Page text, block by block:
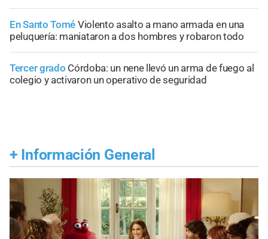
En Santo Tomé Violento asalto a mano armada en una
peluquería: maniataron a dos hombres y robaron todo
Tercer grado Córdoba: un nene llevó un arma de fuego al
colegio y activaron un operativo de seguridad
+ Información General